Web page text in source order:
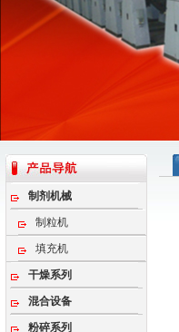
制剂机械
制粒机
填充机
干燥系列
混合设备
粉碎系列